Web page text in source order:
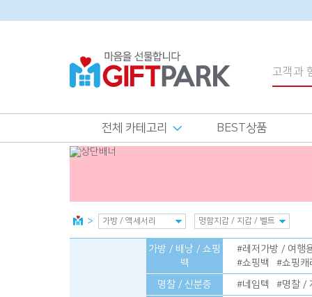
전체 카테고리 BEST상품
가방 / 배낭 / 쇼핑
백
#레저가방 / 여행
#쇼핑백 #쇼핑캐
명찰 / 신분증
#네임텍 #명찰 /